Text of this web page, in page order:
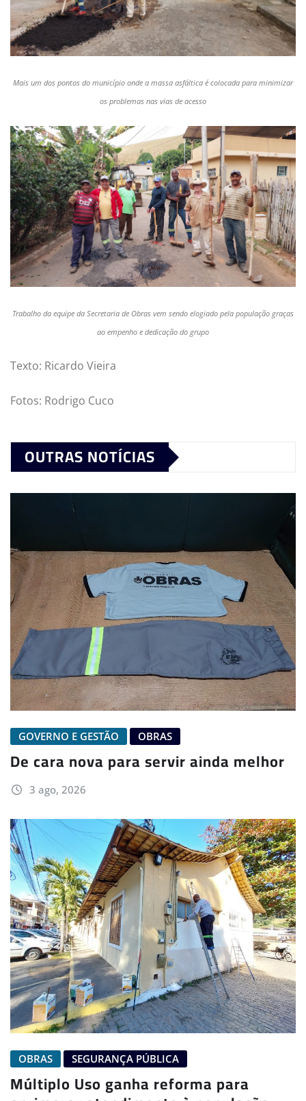
Mais um dos pontos do município onde a massa asfáltica é colocada para minimizar
os problemas nas vias de acesso
Trabalho da equipe da Secretaria de Obras vem sendo elogiado pela população graças
ao empenho e dedicação do grupo
Texto: Ricardo Vieira
Fotos: Rodrigo Cuco
OUTRAS NOTÍCIAS
GOVERNO E GESTÃO OBRAS
De cara nova para servir ainda melhor
3 ago, 2026
OBRAS SEGURANÇA PÚBLICA
Múltiplo Uso ganha reforma para